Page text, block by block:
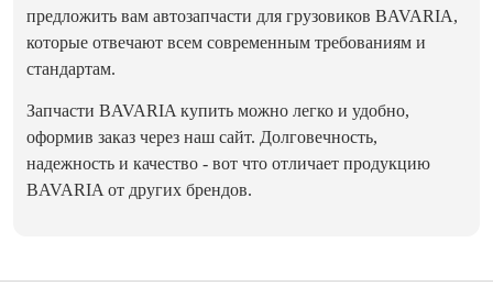
предложить вам автозапчасти для грузовиков BAVARIA,
которые отвечают всем современным требованиям и
стандартам.
Запчасти BAVARIA купить можно легко и удобно,
оформив заказ через наш сайт. Долговечность,
надежность и качество - вот что отличает продукцию
BAVARIA от других брендов.